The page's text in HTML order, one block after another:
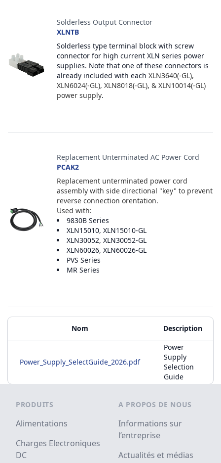
Solderless Output Connector
XLNTB
Solderless type terminal block with screw
connector for high current XLN series power
supplies. Note that one of these connectors is
already included with each XLN3640(-GL),
XLN6024(-GL), XLN8018(-GL), & XLN10014(-GL)
power supply.
Replacement Unterminated AC Power Cord
PCAK2
Replacement unterminated power cord
assembly with side directional "key" to prevent
reverse connection orentation.
Used with:
9830B Series
XLN15010, XLN15010-GL
XLN30052, XLN30052-GL
XLN60026, XLN60026-GL
PVS Series
MR Series
Matériels supplémentaires
Nom Description
Power_Supply_SelectGuide_2026.pdf
Power
Supply
Selection
Guide
PRODUITS
Alimentations
Charges Electroniques
DC
A PROPOS DE NOUS
Informations sur
l’entreprise
Actualités et médias